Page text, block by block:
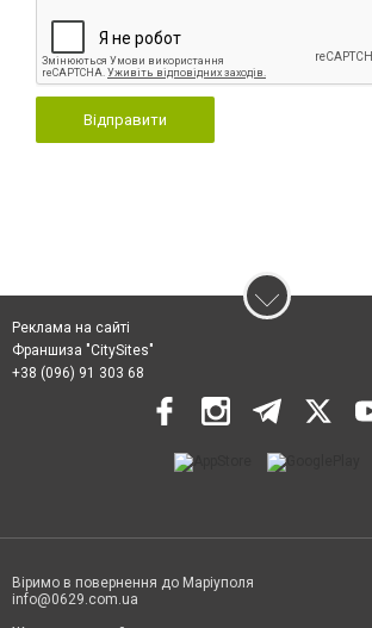
Відправити
Реклама на сайті
Франшиза "CitySites"
+38 (096) 91 303 68
Віримо в повернення до Маріуполя
info@0629.com.ua